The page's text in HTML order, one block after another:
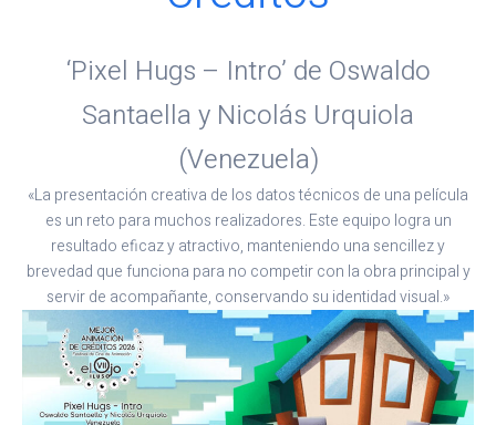
‘Pixel Hugs – Intro’ de Oswaldo
Santaella y Nicolás Urquiola
(Venezuela)
«La presentación creativa de los datos técnicos de una película
es un reto para muchos realizadores. Este equipo logra un
resultado eficaz y atractivo, manteniendo una sencillez y
brevedad que funciona para no competir con la obra principal y
servir de acompañante, conservando su identidad visual.»